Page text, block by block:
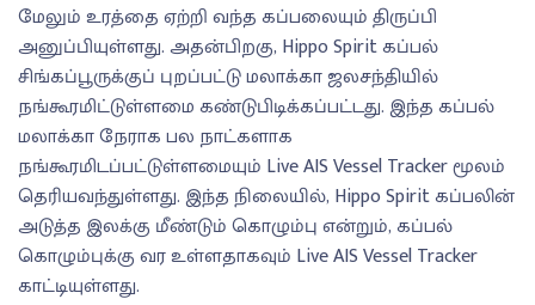
மேலும் உரத்தை ஏற்றி வந்த கப்பலையும் திருப்பி
அனுப்பியுள்ளது. அதன்பிறகு, Hippo Spirit கப்பல்
சிங்கப்பூருக்குப் புறப்பட்டு மலாக்கா ஜலசந்தியில்
நங்கூரமிட்டுள்ளமை கண்டுபிடிக்கப்பட்டது. இந்த கப்பல்
மலாக்கா நேராக பல நாட்களாக
நங்கூரமிடப்பட்டுள்ளமையும் Live AIS Vessel Tracker மூலம்
தெரியவந்துள்ளது. இந்த நிலையில், Hippo Spirit கப்பலின்
அடுத்த இலக்கு மீண்டும் கொழும்பு என்றும், கப்பல்
கொழும்புக்கு வர உள்ளதாகவும் Live AIS Vessel Tracker
காட்டியுள்ளது.